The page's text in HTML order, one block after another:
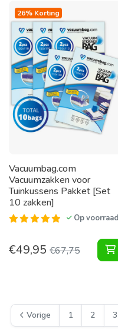
26% Korting
Vacuumbag.com
Vacuumzakken voor
Tuinkussens Pakket [Set
10 zakken]
Op voorraad
€49,95 €67,75
Vorige 1 2 3